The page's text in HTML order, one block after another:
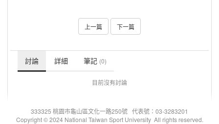
上一篇 下一篇
討論 詳細 筆記 (0)
目前沒有討論
333325 桃園市龜山區文化一路250號 代表號：03-3283201
Copyright © 2024 National Taiwan Sport University All rights reserved.